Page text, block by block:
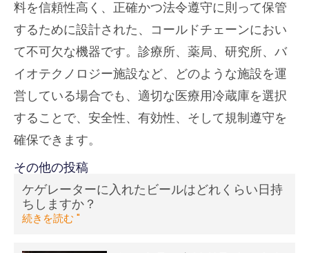
料を信頼性高く、正確かつ法令遵守に則って保管
するために設計された、コールドチェーンにおい
て不可欠な機器です。診療所、薬局、研究所、バ
イオテクノロジー施設など、どのような施設を運
営している場合でも、適切な医療用冷蔵庫を選択
することで、安全性、有効性、そして規制遵守を
確保できます。
その他の投稿
ケゲレーターに入れたビールはどれくらい日持
ちしますか？
続きを読む "